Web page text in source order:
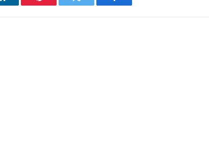
فيسبوك
تويتر بينتيريست